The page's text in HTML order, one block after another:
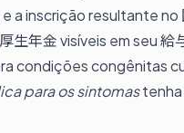
a inscrição resultante
生年金 visíveis em seu
condições congênitas
para os sintomastenha